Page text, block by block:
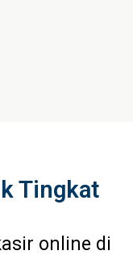
Tingkat
online di